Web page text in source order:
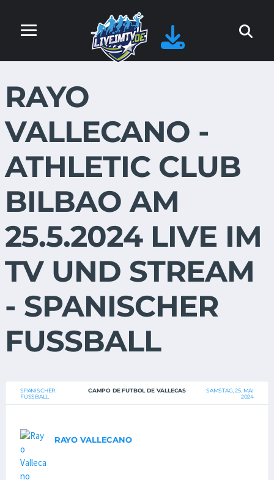
RAYO
VALLECANO -
ATHLETIC CLUB
BILBAO AM
25.5.2024 LIVE IM
TV UND STREAM
- SPANISCHER
FUSSBALL
SPANISCHER
FUSSBALL
CAMPO DE FUTBOL DE VALLECAS
SAMSTAG, 25. MAI
2024
RAYO VALLECANO